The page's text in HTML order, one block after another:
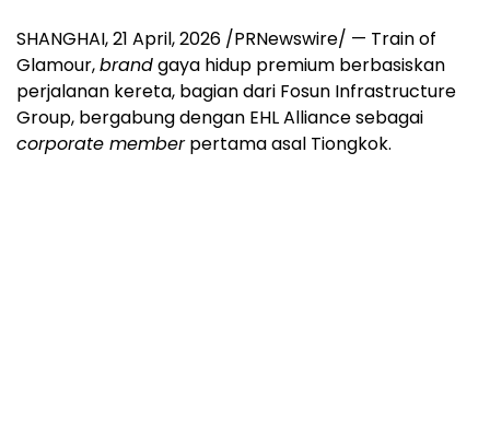
SHANGHAI,21 April, 2026 /PRNewswire/ — Train of
Glamour,brandgaya hidup premium berbasiskan
perjalanan kereta, bagian dari Fosun Infrastructure
Group, bergabung dengan EHL Alliance sebagai
corporate memberpertama asal Tiongkok.